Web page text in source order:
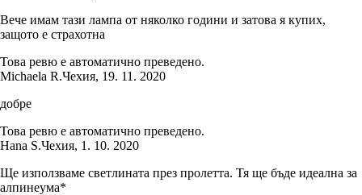
Вече имам тази лампа от няколко години и затова я купих,
защото е страхотна
Това ревю е автоматично преведено.
Michaela R.Чехия, 19. 11. 2020
добре
Това ревю е автоматично преведено.
Hana S.Чехия, 1. 10. 2020
Ще използваме светлината през пролетта. Тя ще бъде идеална за
алпинеума*